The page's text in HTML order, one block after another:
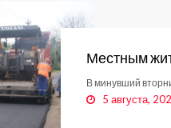
Местным
В минувший
5 августа,